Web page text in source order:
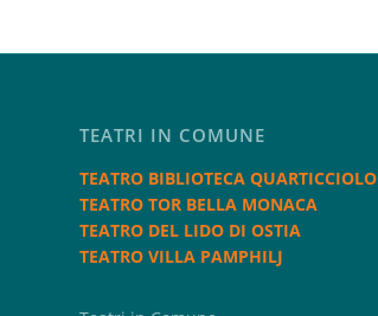
TEATRI IN COMUNE
TEATRO BIBLIOTECA QUARTICCIOLO
TEATRO TOR BELLA MONACA
TEATRO DEL LIDO DI OSTIA
TEATRO VILLA PAMPHILJ